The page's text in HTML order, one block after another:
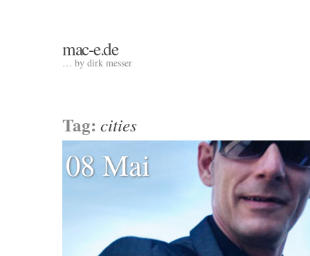
mac-e.de
… by dirk messer
Tag: cities
08 Mai